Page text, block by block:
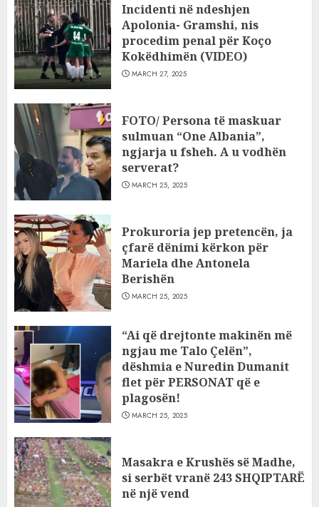
Incidenti në ndeshjen
Apolonia- Gramshi, nis
procedim penal për Koço
Kokëdhimën (VIDEO)
MARCH 27, 2025
FOTO/ Persona të maskuar
sulmuan “One Albania”,
ngjarja u fsheh. A u vodhën
serverat?
MARCH 25, 2025
Prokuroria jep pretencën, ja
çfarë dënimi kërkon për
Mariela dhe Antonela
Berishën
MARCH 25, 2025
“Ai që drejtonte makinën më
ngjau me Talo Çelën”,
dëshmia e Nuredin Dumanit
flet për PERSONAT që e
plagosën!
MARCH 25, 2025
Masakra e Krushës së Madhe,
si serbët vranë 243 SHQIPTARË
në një vend